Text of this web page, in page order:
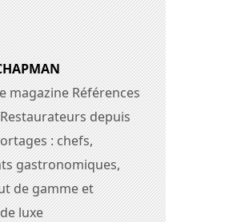
magazine Références
depuis
: chefs,
gastronomiques,
de gamme et
luxe